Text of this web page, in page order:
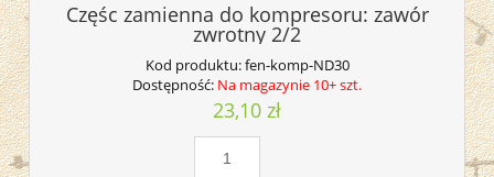
Częśc zamienna do kompresoru: zawór
zwrotny 2/2
Kod produktu:fen-komp-ND30
Dostępność: Na magazynie 10+ szt.
23,10 zł